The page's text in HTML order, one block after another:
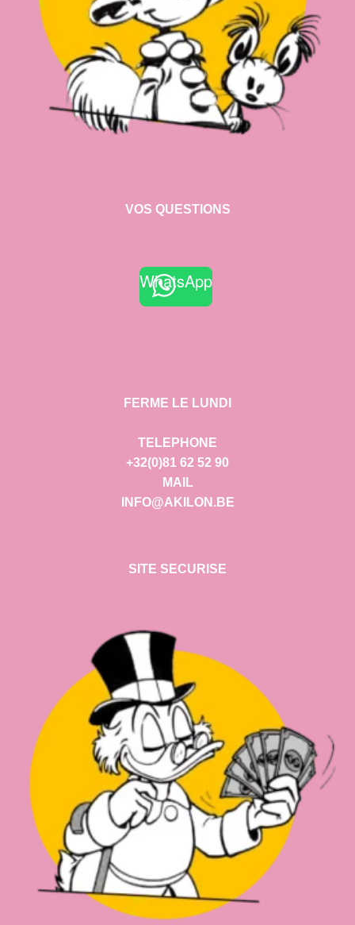
VOS QUESTIONS
WhatsApp
FERME LE LUNDI
TELEPHONE
+32(0)81 62 52 90
MAIL
INFO@AKILON.BE
SITE SECURISE